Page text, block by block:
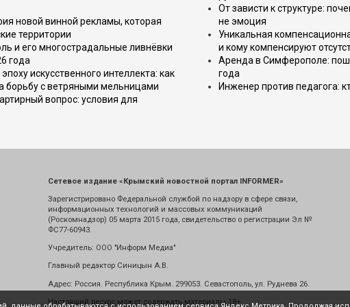
новой винной рекламы, которая
территории
и его многострадальные ливнёвки
года
искусственного интеллекта: как
борьбу с ветряными мельницами
вопрос: условия для
От зависти к структуре:
не эмоция
Уникальная
и кому компенсируют
Аренда в Симферополе:
года
Инженер против педагога:
Сетевое издание «Крымский новостной портал INFORMER»
Зарегистрировано Федеральной службой по надзору в сфере связи,
информационных технологий и массовых коммуникаций
(Роскомнадзор) 05 марта 2015 года, свидетельство о регистрации Эл №
ФС77-60943.
Учредитель: ООО "Информ Медиа"
Главный редактор Синицын А.В.
Адрес: Россия. Республика Крым. 299053. Севастополь, ул. Руднева 26.
Настоящий ресурс может содержать материалы 18+